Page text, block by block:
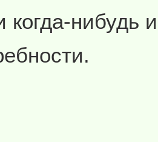
когда-нибудь